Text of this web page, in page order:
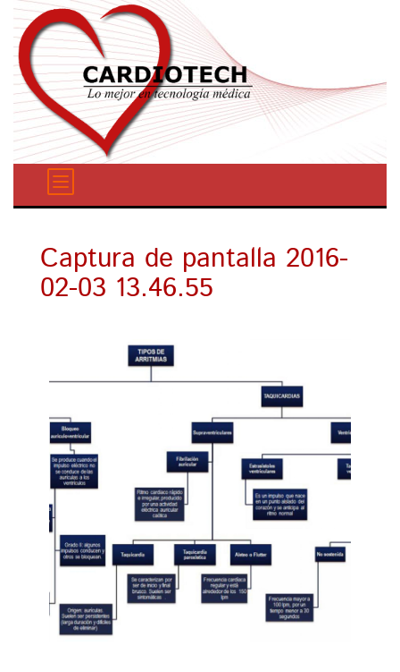
Captura de pantalla 2016-
02-03 13.46.55